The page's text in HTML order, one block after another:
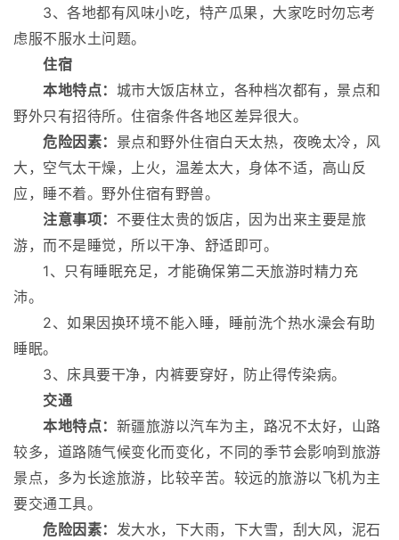
3、各地都有风味小吃，特产瓜果，大家吃时勿忘考
虑服不服水土问题。
住宿
本地特点： 城市大饭店林立，各种档次都有，景点和
野外只有招待所。住宿条件各地区差异很大。
危险因素： 景点和野外住宿白天太热，夜晚太冷，风
大，空气太干燥，上火，温差太大，身体不适，高山反
应，睡不着。野外住宿有野兽。
注意事项： 不要住太贵的饭店，因为出来主要是旅
游，而不是睡觉，所以干净、舒适即可。
1、只有睡眠充足，才能确保第二天旅游时精力充
沛。
2、如果因换环境不能入睡，睡前洗个热水澡会有助
睡眠。
3、床具要干净，内裤要穿好，防止得传染病。
交通
本地特点： 新疆旅游以汽车为主，路况不太好，山路
较多，道路随气候变化而变化，不同的季节会影响到旅游
景点，多为长途旅游，比较辛苦。较远的旅游以飞机为主
要交通工具。
危险因素： 发大水，下大雨，下大雪，刮大风，泥石